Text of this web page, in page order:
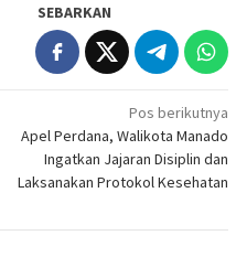
SEBARKAN
Pos berikutnya
Apel Perdana, Walikota Manado
Ingatkan Jajaran Disiplin dan
Laksanakan Protokol Kesehatan